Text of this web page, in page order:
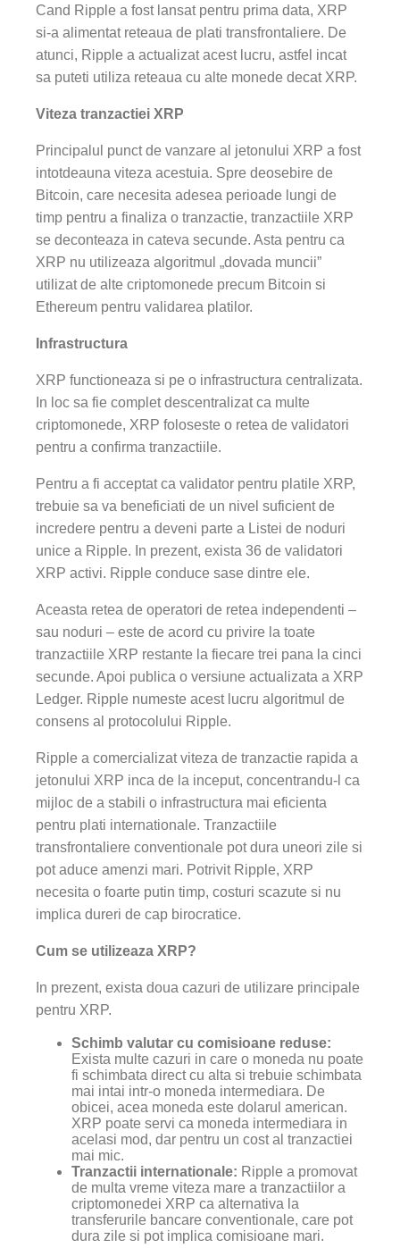
Cand Ripple a fost lansat pentru prima data, XRP
si-a alimentat reteaua de plati transfrontaliere. De
atunci, Ripple a actualizat acest lucru, astfel incat
sa puteti utiliza reteaua cu alte monede decat XRP.
Viteza tranzactiei XRP
Principalul punct de vanzare al jetonului XRP a fost
intotdeauna viteza acestuia. Spre deosebire de
Bitcoin, care necesita adesea perioade lungi de
timp pentru a finaliza o tranzactie, tranzactiile XRP
se deconteaza in cateva secunde. Asta pentru ca
XRP nu utilizeaza algoritmul „dovada muncii”
utilizat de alte criptomonede precum Bitcoin si
Ethereum pentru validarea platilor.
Infrastructura
XRP functioneaza si pe o infrastructura centralizata.
In loc sa fie complet descentralizat ca multe
criptomonede, XRP foloseste o retea de validatori
pentru a confirma tranzactiile.
Pentru a fi acceptat ca validator pentru platile XRP,
trebuie sa va beneficiati de un nivel suficient de
incredere pentru a deveni parte a Listei de noduri
unice a Ripple. In prezent, exista 36 de validatori
XRP activi. Ripple conduce sase dintre ele.
Aceasta retea de operatori de retea independenti –
sau noduri – este de acord cu privire la toate
tranzactiile XRP restante la fiecare trei pana la cinci
secunde. Apoi publica o versiune actualizata a XRP
Ledger. Ripple numeste acest lucru algoritmul de
consens al protocolului Ripple.
Ripple a comercializat viteza de tranzactie rapida a
jetonului XRP inca de la inceput, concentrandu-l ca
mijloc de a stabili o infrastructura mai eficienta
pentru plati internationale. Tranzactiile
transfrontaliere conventionale pot dura uneori zile si
pot aduce amenzi mari. Potrivit Ripple, XRP
necesita o foarte putin timp, costuri scazute si nu
implica dureri de cap birocratice.
Cum se utilizeaza XRP?
In prezent, exista doua cazuri de utilizare principale
pentru XRP.
Schimb valutar cu comisioane reduse:
Exista multe cazuri in care o moneda nu poate
fi schimbata direct cu alta si trebuie schimbata
mai intai intr-o moneda intermediara. De
obicei, acea moneda este dolarul american.
XRP poate servi ca moneda intermediara in
acelasi mod, dar pentru un cost al tranzactiei
mai mic.
Tranzactii internationale: Ripple a promovat
de multa vreme viteza mare a tranzactiilor a
criptomonedei XRP ca alternativa la
transferurile bancare conventionale, care pot
dura zile si pot implica comisioane mari.